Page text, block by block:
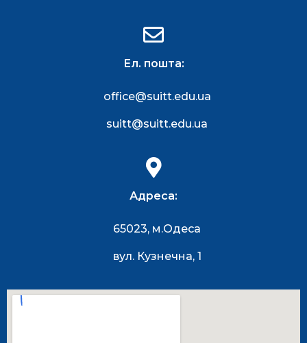
Ел. пошта:
office@suitt.edu.ua
suitt@suitt.edu.ua
Адреса:
65023, м.Одеса
вул. Кузнечна, 1